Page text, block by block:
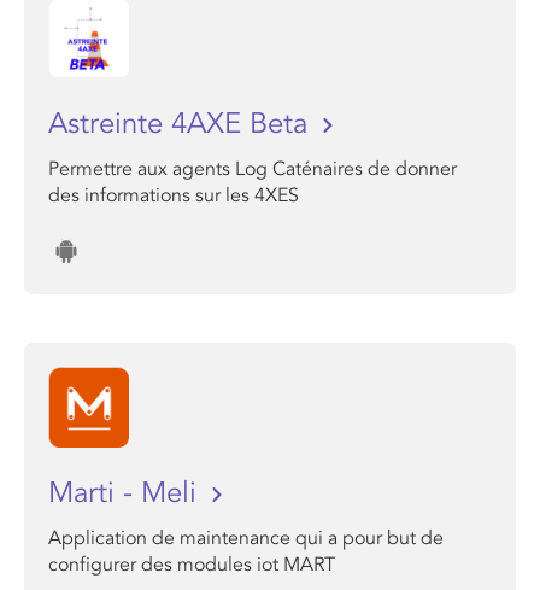
Astreinte 4AXE Beta
Permettre aux agents Log Caténaires de donner
des informations sur les 4XES
Marti - Meli
Application de maintenance qui a pour but de
configurer des modules iot MART